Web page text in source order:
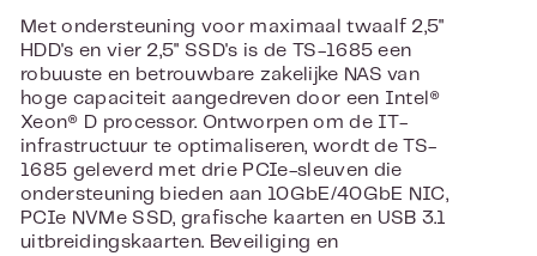
Met ondersteuning voor maximaal twaalf 2,5"
HDD's en vier 2,5" SSD's is de TS-1685 een
robuuste en betrouwbare zakelijke NAS van
hoge capaciteit aangedreven door een Intel®
Xeon® D processor. Ontworpen om de IT-
infrastructuur te optimaliseren, wordt de TS-
1685 geleverd met drie PCIe-sleuven die
ondersteuning bieden aan 10GbE/40GbE NIC,
PCIe NVMe SSD, grafische kaarten en USB 3.1
uitbreidingskaarten. Beveiliging en